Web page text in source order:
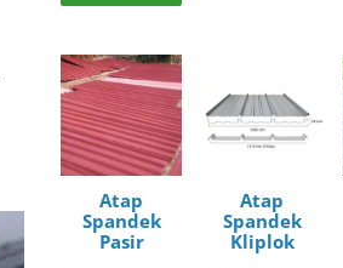
Atap
Spandek
Pasir
Atap
Spandek
Kliplok